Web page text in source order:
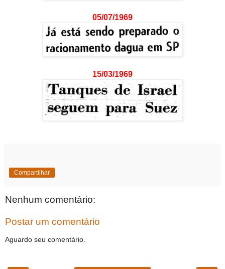
05/07/1969
15/03/1969
Compartilhar
Nenhum comentário:
Postar um comentário
Aguardo seu comentário.